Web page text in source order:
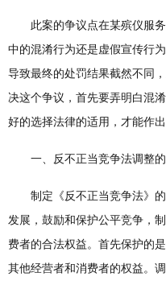
此案的争议点在某殡仪服务
中的混淆行为还是虚假宣传行
导致最终的处罚结果截然不同
决这个争议，首先要弄明白混
好的选择法律的适用，才能作
一、反不正当竞争法调整的
制定《反不正当竞争法》的
发展，鼓励和保护公平竞争，
费者的合法权益。首先保护的
其他经营者和消费者的权益。